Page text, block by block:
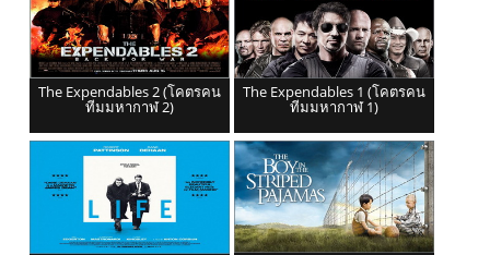
The Expendables 2 (โคตรคน
ทีมมหากาฬ 2)
The Expendables 1 (โคตรคน
ทีมมหากาฬ 1)